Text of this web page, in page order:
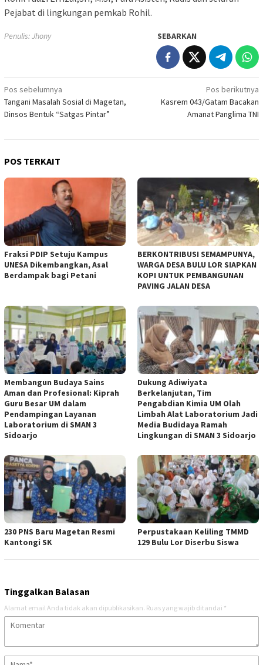
Pejabat di lingkungan pemkab Rohil.
Penulis: Jhony SEBARKAN
Navigasi
pos
Pos sebelumnya
Tangani Masalah Sosial di Magetan,
Dinsos Bentuk “Satgas Pintar”
Pos berikutnya
Kasrem 043/Gatam Bacakan
Amanat Panglima TNI
POS TERKAIT
Fraksi PDIP Setuju Kampus
UNESA Dikembangkan, Asal
Berdampak bagi Petani
BERKONTRIBUSI SEMAMPUNYA,
WARGA DESA BULU LOR SIAPKAN
KOPI UNTUK PEMBANGUNAN
PAVING JALAN DESA
Membangun Budaya Sains
Aman dan Profesional: Kiprah
Guru Besar UM dalam
Pendampingan Layanan
Laboratorium di SMAN 3
Sidoarjo
Dukung Adiwiyata
Berkelanjutan, Tim
Pengabdian Kimia UM Olah
Limbah Alat Laboratorium Jadi
Media Budidaya Ramah
Lingkungan di SMAN 3 Sidoarjo
230 PNS Baru Magetan Resmi
Kantongi SK
Perpustakaan Keliling TMMD
129 Bulu Lor Diserbu Siswa
Tinggalkan Balasan
Alamat email Anda tidak akan dipublikasikan. Ruas yang wajib ditandai *